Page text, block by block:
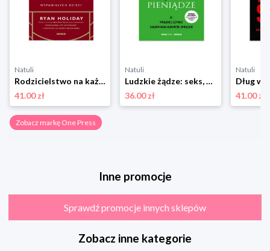
Natuli
Rodzicielstwo na każdy dzień roku. 366 medytacji na temat miłości i wychowywania wspaniałych dzieci One press
41.00 zł
Natuli
Ludzkie żądze: seks, władza i pieniądze. O trudnej sztuce budowania udanego związku One press
36.00 zł
Natuli
41.00 zł
Zobacz markę One Press
Inne promocje
Sprawdź promocje innych sklepów
Zobacz inne kategorie